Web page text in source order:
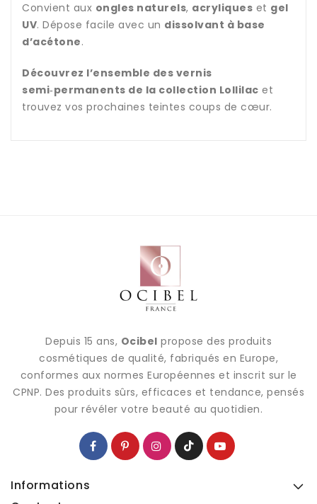
Convient aux ongles naturels, acryliques et gel
UV. Dépose facile avec un dissolvant à base
d’acétone.
Découvrez l’ensemble des vernis
semi‑permanents de la collection Lollilac et
trouvez vos prochaines teintes coups de cœur.
Depuis 15 ans, Ocibel propose des produits
cosmétiques de qualité, fabriqués en Europe,
conformes aux normes Européennes et inscrit sur le
CPNP. Des produits sûrs, efficaces et tendance, pensés
pour révéler votre beauté au quotidien.
Informations